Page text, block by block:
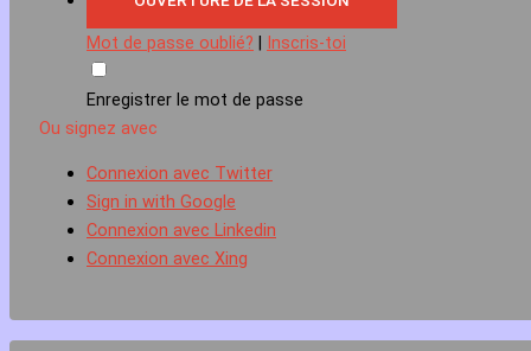
Mot de passe oublié? | Inscris-toi
Enregistrer le mot de passe
Ou signez avec
Connexion avec Twitter
Sign in with Google
Connexion avec Linkedin
Connexion avec Xing